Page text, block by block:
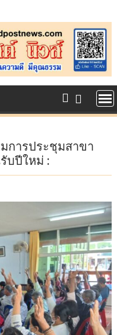
การประชุมสาขา
บปีใหม่ :